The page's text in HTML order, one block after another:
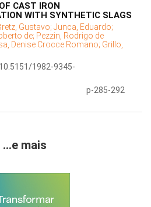
CAST IRON
WITH SYNTHETIC SLAGS
Gustavo; Junca, Eduardo;
de; Pezzin, Rodrigo de
Denise Crocce Romano; Grillo,
1982-9345-
p-285-292
...e mais